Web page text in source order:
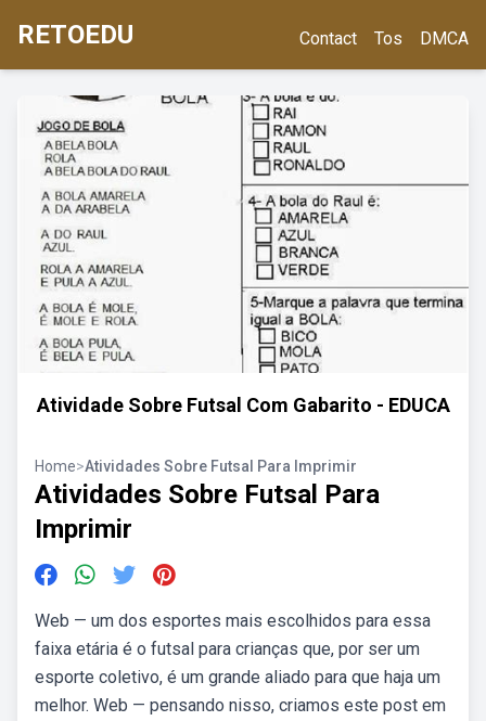
RETOEDU Contact Tos DMCA
Atividade Sobre Futsal Com Gabarito - EDUCA
Home>Atividades Sobre Futsal Para Imprimir
Atividades Sobre Futsal Para
Imprimir
Web — um dos esportes mais escolhidos para essa
faixa etária é o futsal para crianças que, por ser um
esporte coletivo, é um grande aliado para que haja um
melhor. Web — pensando nisso, criamos este post em